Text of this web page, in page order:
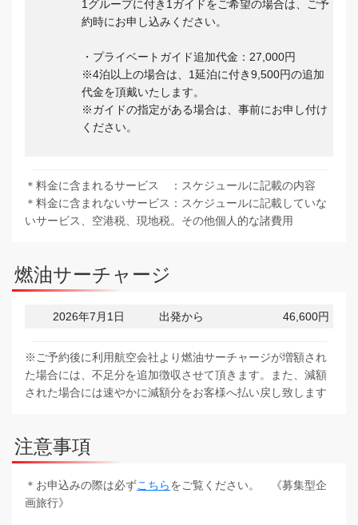
1グループに付き1ガイドをご希望の場合は、ご予
約時にお申し込みください。
・プライベートガイド追加代金：27,000円
※4泊以上の場合は、1延泊に付き9,500円の追加
代金を頂戴いたします。
※ガイドの指定がある場合は、事前にお申し付け
ください。
＊料金に含まれるサービス ：スケジュールに記載の内容
＊料金に含まれないサービス：スケジュールに記載していな
いサービス、空港税、現地税。その他個人的な諸費用
燃油サーチャージ
2026年7月1日 出発から 46,600円
※ご予約後に利用航空会社より燃油サーチャージが増額され
た場合には、不足分を追加徴収させて頂きます。また、減額
された場合には速やかに減額分をお客様へ払い戻し致します
注意事項
＊お申込みの際は必ずこちらをご覧ください。 《募集型企
画旅行》